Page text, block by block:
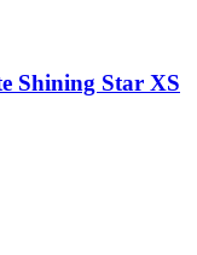
Shining Star XS